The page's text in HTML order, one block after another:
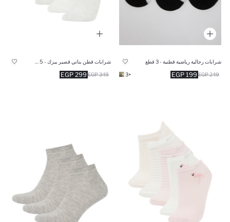
شرابات رجالية رياضية قطنية - 3 قطع
199 EGP 249 EGP
+3
299 EGP 349 EGP